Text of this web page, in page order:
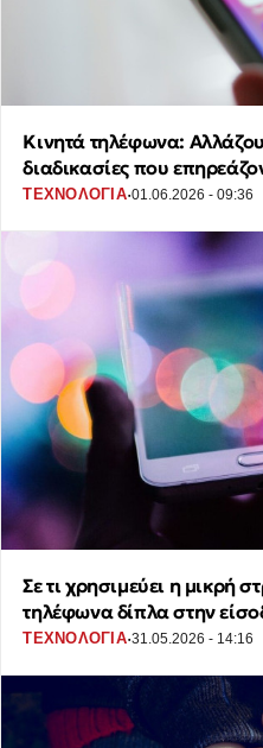
Κινητά τηλέφωνα:
διαδικασίες που
ΤΕΧΝΟΛΟΓΙΑ·01.06.2026 - 09:36
Σε τι χρησιμεύει η μικρή
τηλέφωνα δίπλα στην
ΤΕΧΝΟΛΟΓΙΑ·31.05.2026 - 14:16